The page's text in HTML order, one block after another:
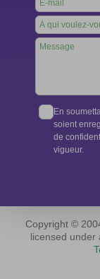
En
soient
de
vigueur.
Copyright ©
licensed under